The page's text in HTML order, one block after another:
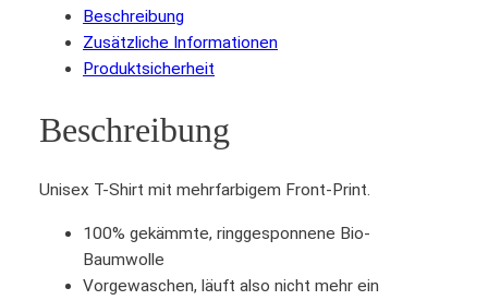
Beschreibung
Zusätzliche Informationen
Produktsicherheit
Beschreibung
Unisex T-Shirt mit mehrfarbigem Front-Print.
100% gekämmte, ringgesponnene Bio-
Baumwolle
Vorgewaschen, läuft also nicht mehr ein